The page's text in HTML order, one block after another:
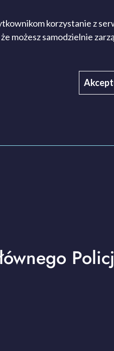
korzystanie z
możesz samodzielnie